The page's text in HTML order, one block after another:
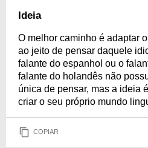
Ideia
O melhor caminho é adaptar
ao jeito de pensar daquele
falante do espanhol ou o
falante do holandês não
única de pensar, mas a ideia
criar o seu próprio mundo
COPIAR